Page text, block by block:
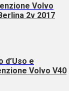
Volvo
2v 2017
d’Uso e
Volvo V40